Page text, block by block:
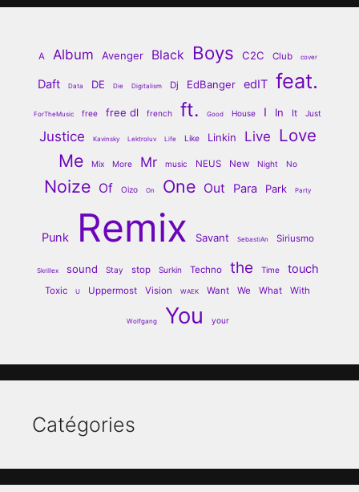
A Album Avenger Black Boys C2C Club cover
Daft Data DE Die Digitalism Dj EdBanger edIT feat.
ForTheMusic free free dl french ft. Good House I In It Just
Justice Kavinsky Lektroluv Life Like Linkin Live Love
Me Mix More Mr music NEUS New Night No
Noize Of Oizo On One Out Para Park Party
Punk Remix Savant SebastiAn Siriusmo
Skrillex sound Stay stop Surkin Techno the Time touch
Toxic U Uppermost Vision WAEK Want We What With
Wolfgang You your
Catégories